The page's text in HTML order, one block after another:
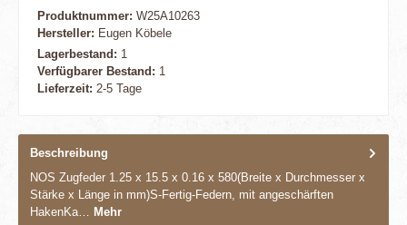
Produktnummer: W25A10263
Hersteller: Eugen Köbele
Lagerbestand: 1
Verfügbarer Bestand: 1
Lieferzeit: 2-5 Tage
Beschreibung
NOS Zugfeder 1.25 x 15.5 x 0.16 x 580(Breite x Durchmesser x
Stärke x Länge in mm)S-Fertig-Federn, mit angeschärften
HakenKa… Mehr